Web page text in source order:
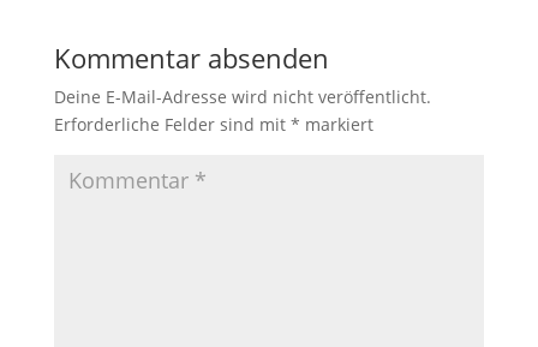
Kommentar absenden
Deine E-Mail-Adresse wird nicht veröffentlicht.
Erforderliche Felder sind mit * markiert